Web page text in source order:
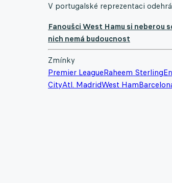
V portugalské reprezentaci
Fanoušci West Hamu si neberou
nich nemá budoucnost
Zmínky
Premier LeagueRaheem Sterling
CityAtl. MadridWest Ham